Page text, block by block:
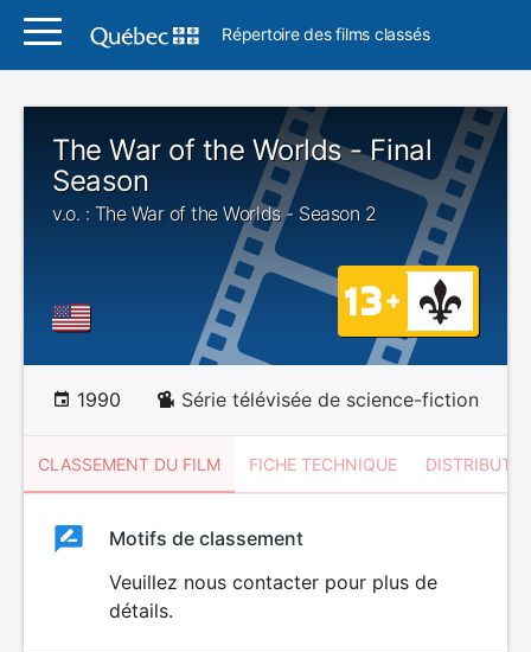
Répertoire des films classés
The War of the Worlds - Final
Season
v.o. : The War of the Worlds - Season 2
1990 Série télévisée de science-fiction
CLASSEMENT DU FILM FICHE TECHNIQUE
ClassementClassement
Motifs de classement
Veuillez nous contacter pour plus de
détails.